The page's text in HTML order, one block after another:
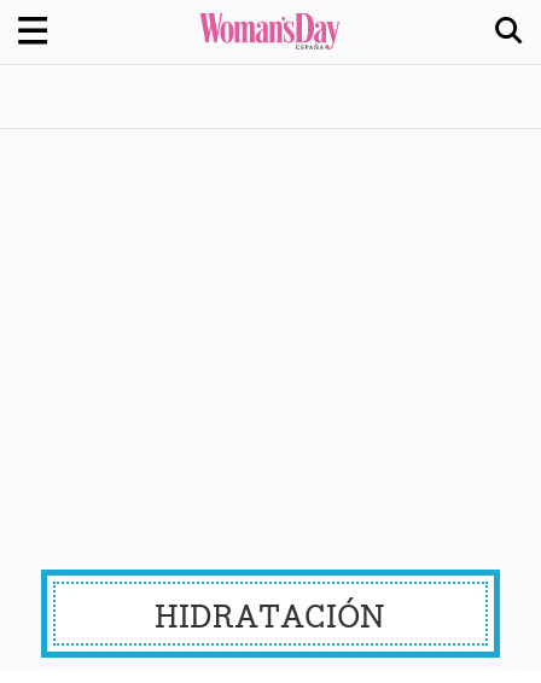
HIDRATACIÓN